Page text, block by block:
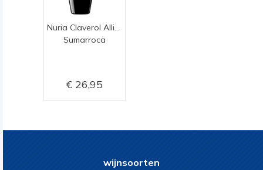
Nuria Claverol Allier Gran Reserva
Sumarroca
26,95
wijnsoorten